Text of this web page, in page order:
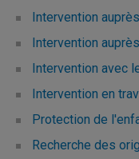
Intervention
Intervention
Intervention avec
Intervention en
Protection de
Recherche des